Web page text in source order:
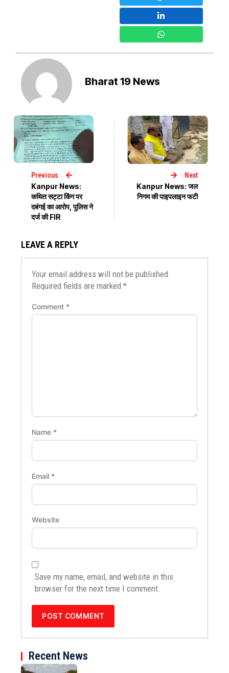
Bharat 19 News
Previous
Kanpur News:
कथित सट्टा किंग पर
दबंगई का आरोप, पुलिस ने
दर्ज की FIR
Next
Kanpur News: जल
निगम की पाइपलाइन फटी
LEAVE A REPLY
Your email address will not be published.
Required fields are marked*
Comment *
Name *
Email *
Website
Save my name, email, and website in this
browser for the next time I comment.
Recent News